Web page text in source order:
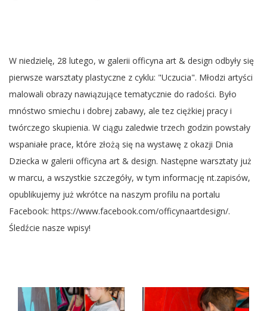
W niedzielę, 28 lutego, w galerii officyna art & design odbyły się
pierwsze warsztaty plastyczne z cyklu: "Uczucia". Młodzi artyści
malowali obrazy nawiązujące tematycznie do radości. Było
mnóstwo smiechu i dobrej zabawy, ale tez ciężkiej pracy i
twórczego skupienia. W ciągu zaledwie trzech godzin powstały
wspaniałe prace, które złożą się na wystawę z okazji Dnia
Dziecka w galerii officyna art & design. Następne warsztaty już
w marcu, a wszystkie szczegóły, w tym informację nt.zapisów,
opublikujemy już wkrótce na naszym profilu na portalu
Facebook: https://www.facebook.com/officynaartdesign/.
Śledźcie nasze wpisy!